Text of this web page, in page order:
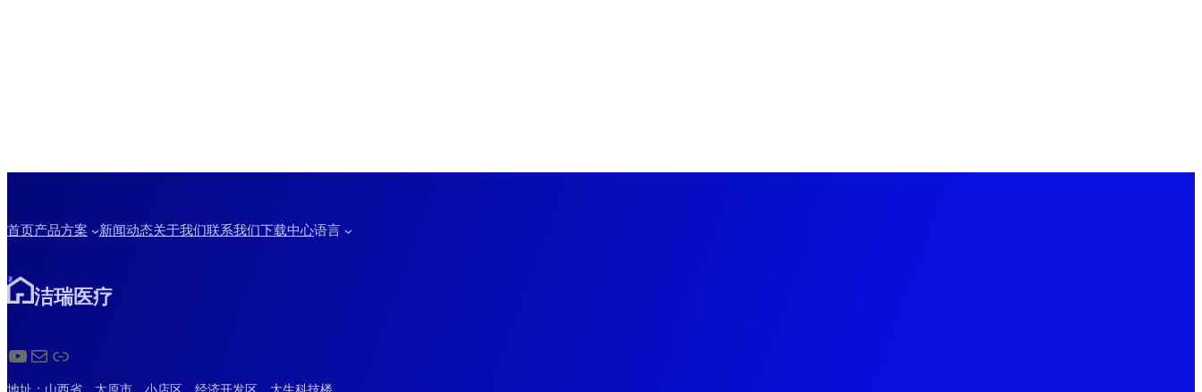
首页产品方案 新闻动态关于我们联系我们下载中心语言
洁瑞医疗
YouTube
电子邮件 链接
地址：山西省，太原市，小店区，经济开发区，大生科技楼